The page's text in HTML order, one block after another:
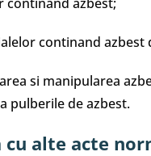
continand azbest
si manipularea
pulberile de azbest.
cu alte acte